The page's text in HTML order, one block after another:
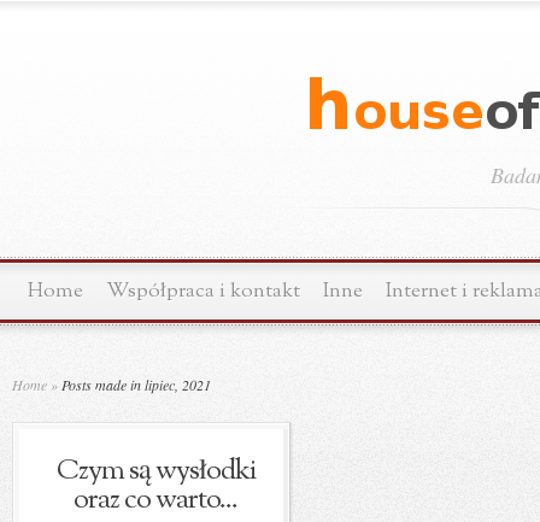
Home Współpraca i kontakt Inne Internet i
Home » Posts made in lipiec, 2021
Czym są wysłodki
oraz co warto...